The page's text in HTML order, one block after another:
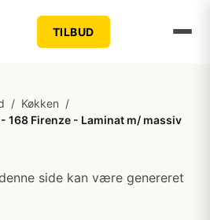
TILBUD
/ Køkken /
168 Firenze - Laminat m/ massiv
side kan være genereret